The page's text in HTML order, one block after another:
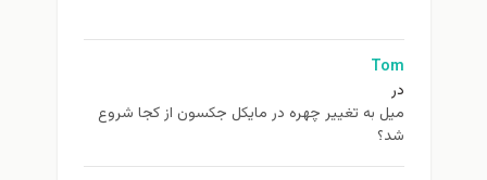
Tom
در
ميل به تغيير چهره در مایکل جکسون از كجا شروع
شد؟